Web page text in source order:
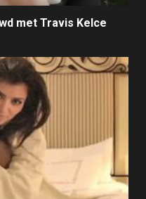
met Travis Kelce